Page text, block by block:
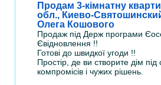
Продам 3-кімнатну
обл., Киево-
Олега Кошового
Продаж під Держ програми
Євідновлення !!
Готові до швидкої угоди !!
Простір, де ви створите дім під
компромісів і чужих рішень.